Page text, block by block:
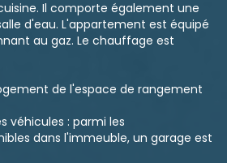
Il comporte également une
d'eau. L'appartement est équipé
au gaz. Le chauffage est
de l'espace de rangement
véhicules : parmi les
dans l'immeuble, un garage est